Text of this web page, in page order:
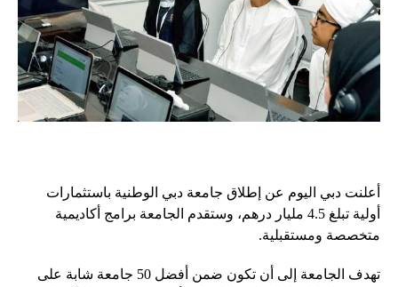
أعلنت دبي اليوم عن إطلاق جامعة دبي الوطنية باستثمارات
أولية تبلغ 4.5 مليار درهم، وستقدم الجامعة برامج أكاديمية
متخصصة ومستقبلية.
تهدف الجامعة إلى أن تكون ضمن أفضل 50 جامعة شابة على